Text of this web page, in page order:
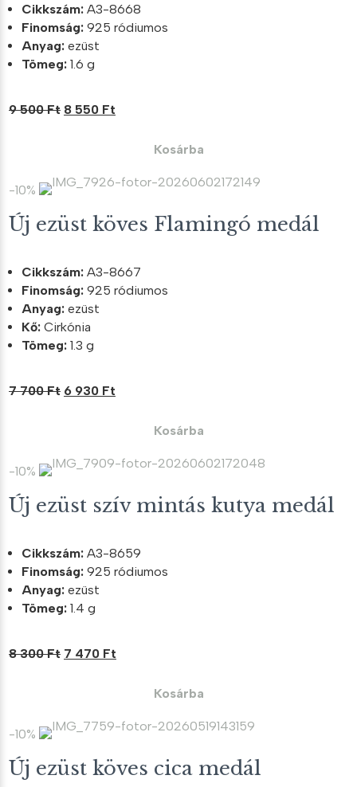
Cikkszám: A3-8668
Finomság: 925 ródiumos
Anyag: ezüst
Tömeg: 1.6 g
9 500Ft Original
500 Ft.
8 550 Ft
550 Ft.
Kosárba
-10%
Új ezüst köves Flamingó medál
Cikkszám: A3-8667
Finomság: 925 ródiumos
Anyag: ezüst
Kő: Cirkónia
Tömeg: 1.3 g
7 700Ft Original
700 Ft.
6 930 Ft
930 Ft.
Kosárba
-10%
Új ezüst szív mintás kutya medál
Cikkszám: A3-8659
Finomság: 925 ródiumos
Anyag: ezüst
Tömeg: 1.4 g
8 300Ft Original
300 Ft.
7 470 Ft
470 Ft.
Kosárba
-10%
Új ezüst köves cica medál